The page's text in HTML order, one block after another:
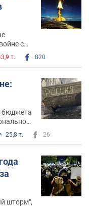
с
т. 820
бюджета
25,8 т. 26
шторм",